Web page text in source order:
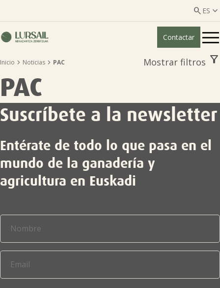
 ES 
ES
Quiénes somos
Guía transparencia
Servicios agricultura
Entidades asociadas
Tablón de anuncios
Lursail Market
Contactar
Inicio  Noticias  PAC
PAC
Mostrar filtros filter_alt
Suscríbete a la newsletter
Entérate de todo lo que pasa en el
mundo de la ganadería y
agricultura en Euskadi